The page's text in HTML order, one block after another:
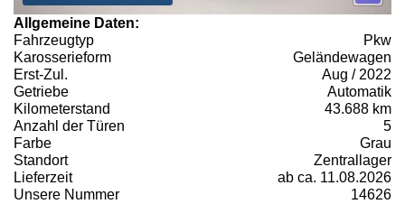
Allgemeine Daten:
Fahrzeugtyp
Pkw
Karosserieform
Geländewagen
Erst-Zul.
Aug / 2022
Getriebe
Automatik
Kilometerstand
43.688 km
Anzahl der Türen
5
Farbe
Grau
Standort
Zentrallager
Lieferzeit
ab ca. 11.08.2026
Unsere Nummer
14626